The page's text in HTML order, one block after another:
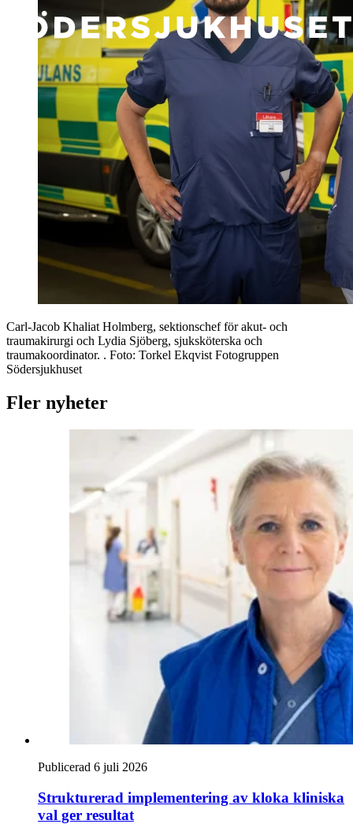
Carl-Jacob Khaliat Holmberg, sektionschef för akut- och
traumakirurgi och Lydia Sjöberg, sjuksköterska och
traumakoordinator. . Foto: Torkel Ekqvist Fotogruppen
Södersjukhuset
Fler nyheter
Publicerad 6 juli 2026
Strukturerad implementering av kloka kliniska
val ger resultat